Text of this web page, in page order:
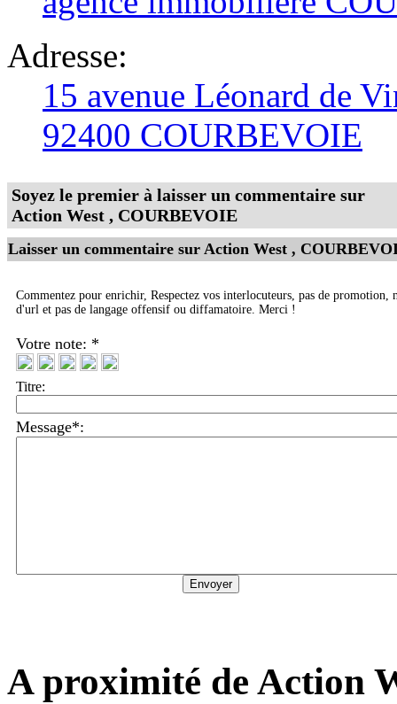
Adresse:
15 avenue Léonard de
92400 COURBEVOIE
Soyez le premier à laisser un commentaire sur
Action West , COURBEVOIE
Laisser un commentaire sur Action West ,
Commentez pour enrichir, Respectez vos interlocuteurs, pas de promotion,
d'url et pas de langage offensif ou diffamatoire. Merci !
Votre note: *
Titre:
Message*:
A proximité de Action